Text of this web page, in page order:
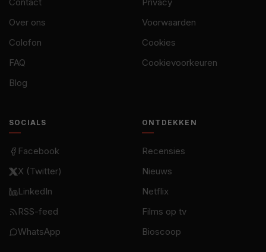
Over ons
Colofon
FAQ
Blog
Voorwaarden
Cookies
Cookievoorkeuren
SOCIALS
Facebook
X (Twitter)
LinkedIn
RSS-feed
WhatsApp
ONTDEKKEN
Recensies
Nieuws
Netflix
Films op tv
Bioscoop